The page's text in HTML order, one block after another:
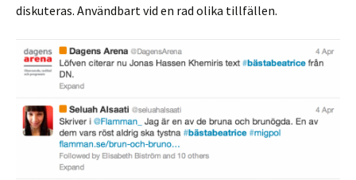
diskuteras. Användbart vid en rad olika tillfällen.